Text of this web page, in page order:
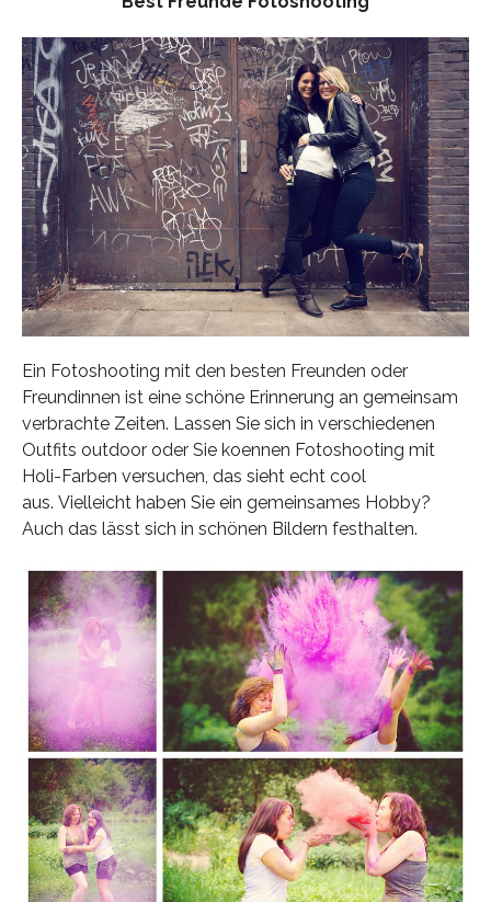
Ein Fotoshooting mit den besten Freunden oder
Freundinnen ist eine schöne Erinnerung an gemeinsam
verbrachte Zeiten. Lassen Sie sich in verschiedenen
Outfits outdoor oder Sie koennen Fotoshooting mit
Holi-Farben versuchen, das sieht echt cool
aus. Vielleicht haben Sie ein gemeinsames Hobby?
Auch das lässt sich in schönen Bildern festhalten.